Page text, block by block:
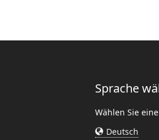
Sprache
Wählen Sie
Deutsch